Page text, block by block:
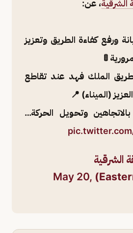
الشرقية، عن:
ورفع كفاءة الطريق وتعزيز
🚦
الملك فهد عند تقاطع
(الميناء) 📍
وتحويل الحركة…
الشرقية
May 20,